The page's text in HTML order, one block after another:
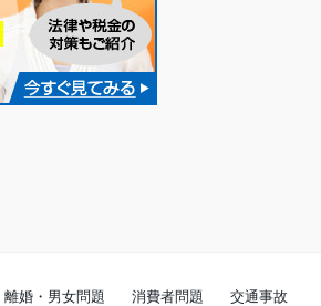
離婚・男女問題 消費者問題
交通事故